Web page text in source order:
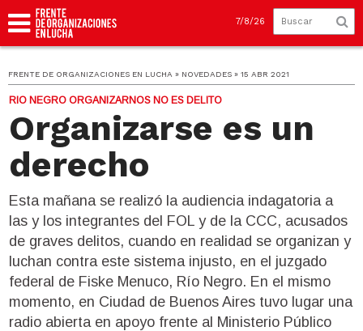
7/8/26
FRENTE DE ORGANIZACIONES EN LUCHA » NOVEDADES » 15 ABR 2021
RIO NEGRO ORGANIZARNOS NO ES DELITO
Organizarse es un
derecho
Esta mañana se realizó la audiencia indagatoria a
las y los integrantes del FOL y de la CCC, acusados
de graves delitos, cuando en realidad se organizan y
luchan contra este sistema injusto, en el juzgado
federal de Fiske Menuco, Río Negro. En el mismo
momento, en Ciudad de Buenos Aires tuvo lugar una
radio abierta en apoyo frente al Ministerio Público